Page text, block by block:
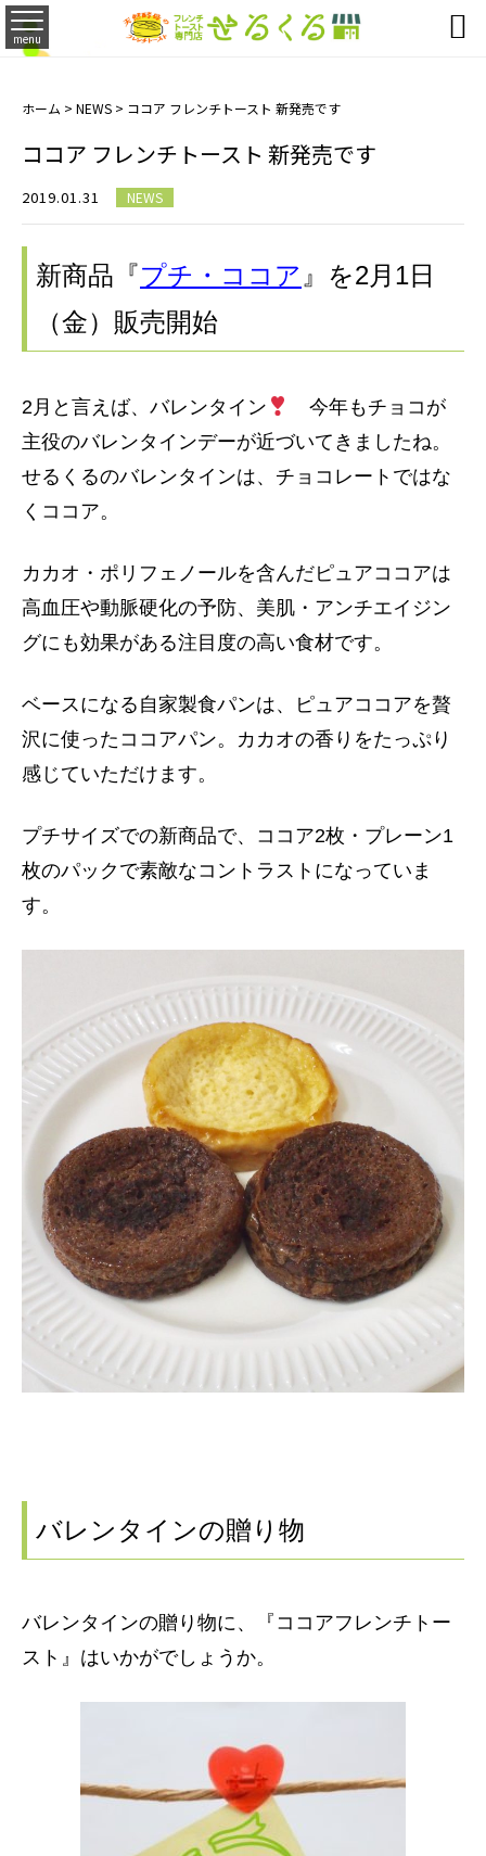
menu 
ホーム > NEWS > ココア フレンチトースト 新発売です
ココア フレンチトースト 新発売です
2019.01.31 NEWS
新商品『プチ・ココア 』を2月1日
（金）販売開始
2月と言えば、バレンタイン
今年もチョコが
主役のバレンタインデーが近づいてきましたね。
せるくるのバレンタインは、チョコレートではな
くココア。
カカオ・ポリフェノールを含んだピュアココアは
高血圧や動脈硬化の予防、美肌・アンチエイジン
グにも効果がある注目度の高い食材です。
ベースになる自家製食パンは、ピュアココアを贅
沢に使ったココアパン。カカオの香りをたっぷり
感じていただけます。
プチサイズでの新商品で、ココア2枚・プレーン1
枚のパックで素敵なコントラストになっていま
す。
バレンタインの贈り物
バレンタインの贈り物に、『ココアフレンチトー
スト』はいかがでしょうか。